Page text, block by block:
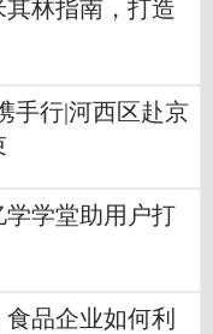
林指南，打造
手行|河西区赴京
学堂助用户打
品企业如何利